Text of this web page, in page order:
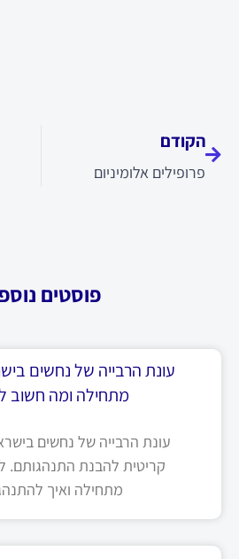
הקודם
פרופילים אלומיניום
פוסטים
עונת הרבייה של נחשים
מתחילה ומה חשוב
עונת הרבייה של נחשים
קריטית להבנת התנהגותם.
מתחילה ואיך